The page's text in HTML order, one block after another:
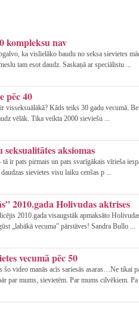
kompleksu nav
ka vislielāko baudu no seksa sievietes
tam esot daudz. Saskaņā ar speciālistu ...
pēc 40
visseksuālākā? Kāds teiks 30 gadu vecumā.
vēlāk. Tika veikta 2000 sieviešu ...
seksualitātes aksiomas
tā ir pats pirmais un pats svarīgākais vīrieša
sievietes visu laiku cenšas p ...
2010.gada Holivudas aktrises
2010.gada visaugstāk apmaksāto
„labākā vecuma” pārstāves! Sandra Bullo ...
vecumā pēc 50
šo video manās acīs sariesās asaras…Ne tikai
par mums, sievietēm. Par mums cilvēkiem.